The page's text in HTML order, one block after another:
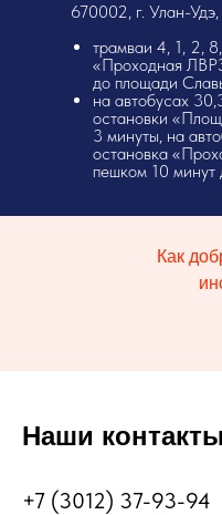
​670002, г. Улан-
трамваи 4, 1, 2,
«Проходная
до площади
на автобусах
остановки
3 минуты, на
остановка
пешком 10
Как
Наши контакты
+7 (3012) 37-93-94